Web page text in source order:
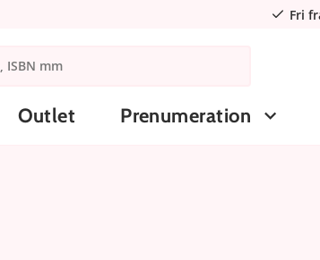
Fri
Outlet Prenumeration